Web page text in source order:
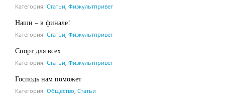
Категория: Статьи, Физкультпривет
Наши – в финале!
Категория: Статьи, Физкультпривет
Спорт для всех
Категория: Статьи, Физкультпривет
Господь нам поможет
Категория: Общество, Статьи